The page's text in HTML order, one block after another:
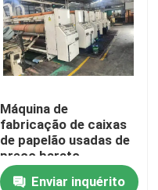
Máquina de
fabricação de caixas
de papelão usadas de
preço barato
Enviar inquérito